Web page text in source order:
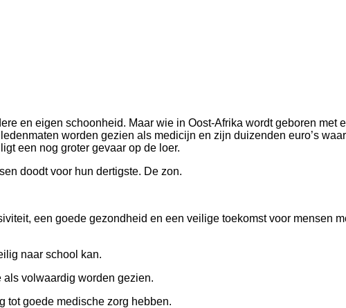
en eigen schoonheid. Maar wie in Oost-Afrika wordt geboren met
worden gezien als medicijn en zijn duizenden euro’s
een nog groter gevaar op de loer.
doodt voor hun dertigste. De zon.
een goede gezondheid en een veilige toekomst voor mensen
naar school kan.
volwaardig worden gezien.
tot goede medische zorg hebben.